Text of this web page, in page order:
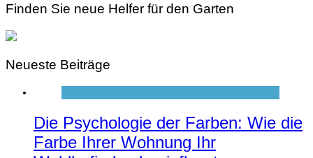
Finden Sie neue Helfer für den Garten
Neueste Beiträge
Die Psychologie der Farben: Wie die
Farbe Ihrer Wohnung Ihr